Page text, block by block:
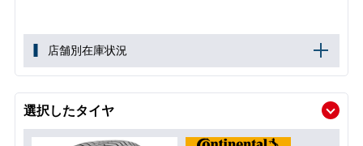
店舗別在庫状況
選択したタイヤ